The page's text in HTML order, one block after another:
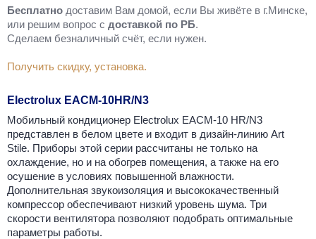
Бесплатно доставим Вам домой, если Вы живёте в г.Минске,
или решим вопрос с доставкой по РБ.
Cделаем безналичный счёт, если нужен.
Получить скидку, установка.
Electrolux EACM-10HR/N3
Мобильный кондиционер Electrolux EACM-10 HR/N3
представлен в белом цвете и входит в дизайн-линию Art
Stile. Приборы этой серии рассчитаны не только на
охлаждение, но и на обогрев помещения, а также на его
осушение в условиях повышенной влажности.
Дополнительная звукоизоляция и высококачественный
компрессор обеспечивают низкий уровень шума. Три
скорости вентилятора позволяют подобрать оптимальные
параметры работы.